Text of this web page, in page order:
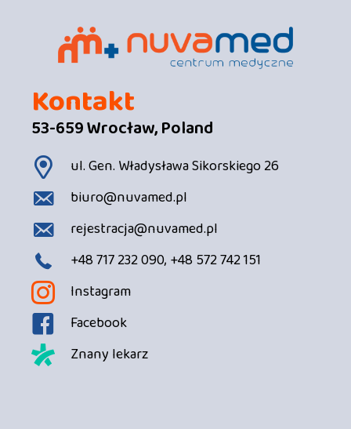
Kontakt
53-659 Wrocław, Poland
ul. Gen. Władysława Sikorskiego 26
biuro@nuvamed.pl
rejestracja@nuvamed.pl
+48 717 232 090, +48 572 742 151
Instagram
Facebook
Znany lekarz